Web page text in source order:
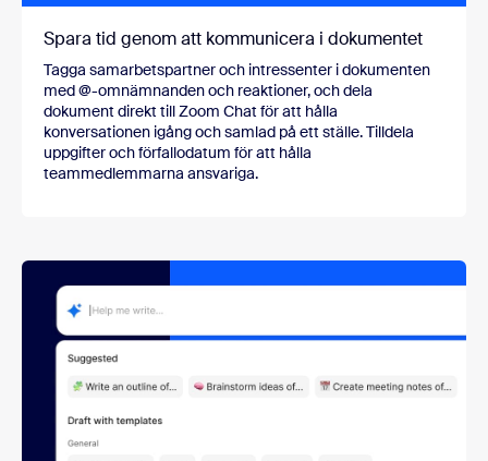
Spara tid genom att kommunicera i dokumentet
Tagga samarbetspartner och intressenter i dokumenten
med @-omnämnanden och reaktioner, och dela
dokument direkt till Zoom Chat för att hålla
konversationen igång och samlad på ett ställe. Tilldela
uppgifter och förfallodatum för att hålla
teammedlemmarna ansvariga.